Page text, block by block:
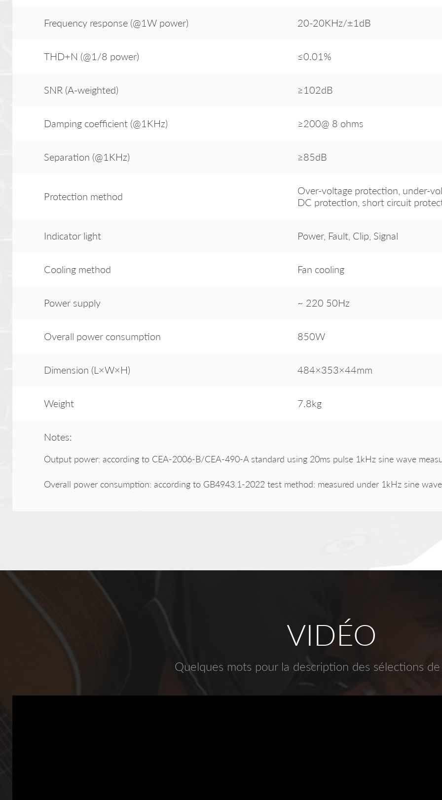
Frequency response (@1W power) 20-20KHz/±1dB
THD+N (@1/8 power) ≤0.01%
SNR (A-weighted) ≥102dB
Damping coefficient (@1KHz) ≥200@ 8 ohms
Separation (@1KHz) ≥85dB
Protection method
Over-voltage protection, under-
DC protection, short circuit
Indicator light Power, Fault, Clip, Signal
Cooling method Fan cooling
Power supply ~ 220 50Hz
Overall power consumption 850W
Dimension (L×W×H) 484×353×44mm
Weight 7.8kg
Notes:
Output power: according to CEA-2006-B/CEA-490-A standard using 20ms pulse 1kHz sine wave
Overall power consumption: according to GB4943.1-2022 test method: measured under 1kHz sine
VIDÉO
Quelques mots pour la description des sélections